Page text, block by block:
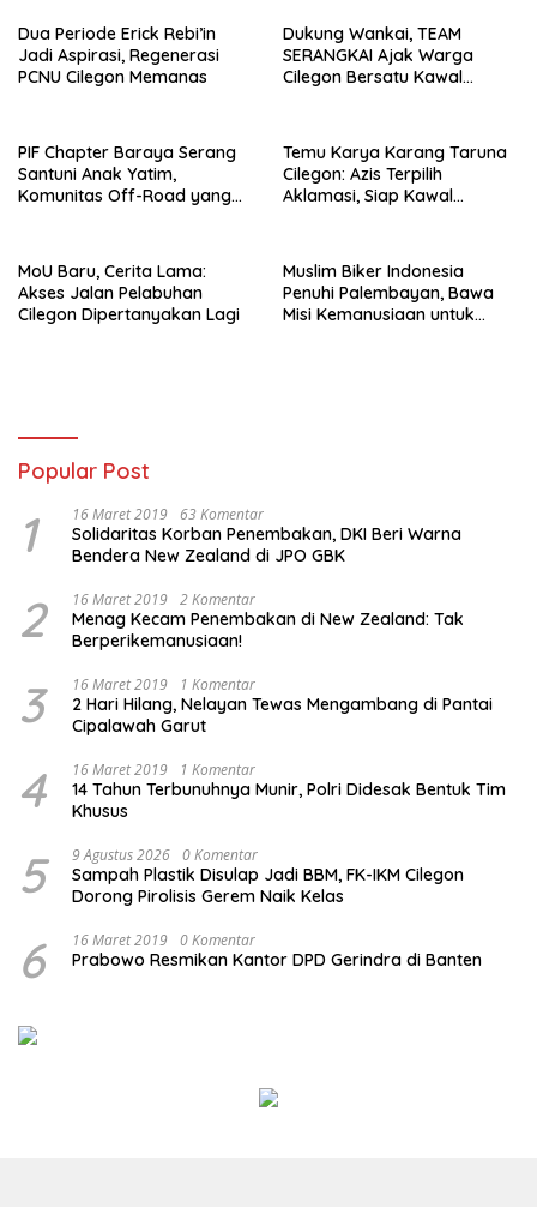
Dua Periode Erick Rebi’in
Jadi Aspirasi, Regenerasi
PCNU Cilegon Memanas
Dukung Wankai, TEAM
SERANGKAI Ajak Warga
Cilegon Bersatu Kawal
PIF Chapter Baraya Serang
Santuni Anak Yatim,
Komunitas Off-Road yang
Temu Karya Karang Taruna
Cilegon: Azis Terpilih
Aklamasi, Siap Kawal
MoU Baru, Cerita Lama:
Akses Jalan Pelabuhan
Cilegon Dipertanyakan Lagi
Muslim Biker Indonesia
Penuhi Palembayan, Bawa
Misi Kemanusiaan untuk
Popular Post
1 16 Maret 2019 63 Komentar
Solidaritas Korban Penembakan, DKI Beri Warna
Bendera New Zealand di JPO GBK
2 16 Maret 2019 2 Komentar
Menag Kecam Penembakan di New Zealand: Tak
Berperikemanusiaan!
3 16 Maret 2019 1 Komentar
2 Hari Hilang, Nelayan Tewas Mengambang di Pantai
Cipalawah Garut
4 16 Maret 2019 1 Komentar
14 Tahun Terbunuhnya Munir, Polri Didesak Bentuk Tim
Khusus
5 9 Agustus 2026 0 Komentar
Sampah Plastik Disulap Jadi BBM, FK-IKM Cilegon
Dorong Pirolisis Gerem Naik Kelas
6 16 Maret 2019 0 Komentar
Prabowo Resmikan Kantor DPD Gerindra di Banten